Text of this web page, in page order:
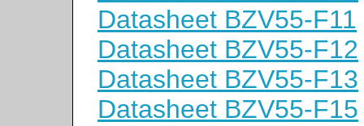
Datasheet BZV55-F11
Datasheet BZV55-F12
Datasheet BZV55-F13
Datasheet BZV55-F15